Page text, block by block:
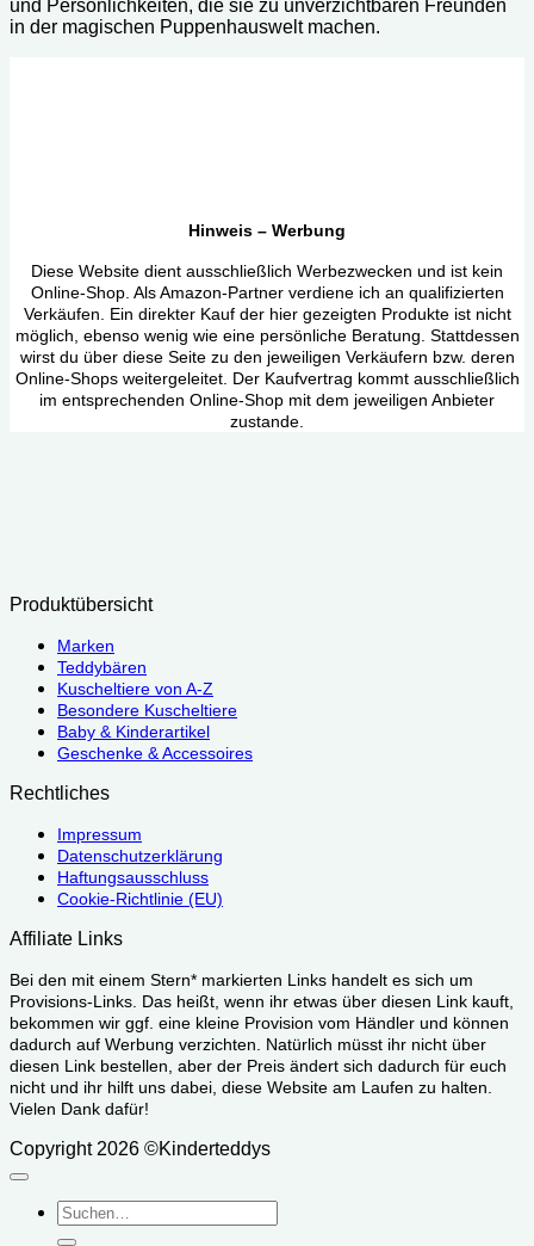
und Persönlichkeiten, die sie zu unverzichtbaren Freunden
in der magischen Puppenhauswelt machen.
Hinweis – Werbung
Diese Website dient ausschließlich Werbezwecken und ist kein
Online-Shop. Als Amazon-Partner verdiene ich an qualifizierten
Verkäufen. Ein direkter Kauf der hier gezeigten Produkte ist nicht
möglich, ebenso wenig wie eine persönliche Beratung. Stattdessen
wirst du über diese Seite zu den jeweiligen Verkäufern bzw. deren
Online-Shops weitergeleitet. Der Kaufvertrag kommt ausschließlich
im entsprechenden Online-Shop mit dem jeweiligen Anbieter
zustande.
Produktübersicht
Marken
Teddybären
Kuscheltiere von A-Z
Besondere Kuscheltiere
Baby & Kinderartikel
Geschenke & Accessoires
Rechtliches
Impressum
Datenschutzerklärung
Haftungsausschluss
Cookie-Richtlinie (EU)
Affiliate Links
Bei den mit einem Stern* markierten Links handelt es sich um
Provisions-Links. Das heißt, wenn ihr etwas über diesen Link kauft,
bekommen wir ggf. eine kleine Provision vom Händler und können
dadurch auf Werbung verzichten. Natürlich müsst ihr nicht über
diesen Link bestellen, aber der Preis ändert sich dadurch für euch
nicht und ihr hilft uns dabei, diese Website am Laufen zu halten.
Vielen Dank dafür!
Copyright 2026 ©Kinderteddys
Suchen
nach: